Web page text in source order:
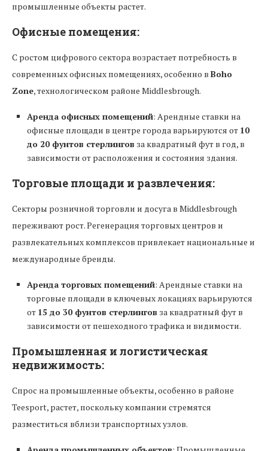
промышленные объекты растет.
Офисные помещения:
С ростом цифрового сектора возрастает потребность в
современных офисных помещениях, особенно в Boho
Zone, технологическом районе Middlesbrough.
Аренда офисных помещений: Арендные ставки на
офисные площади в центре города варьируются от 10
до 20 фунтов стерлингов за квадратный фут в год, в
зависимости от расположения и состояния здания.
Торговые площади и развлечения:
Секторы розничной торговли и досуга в Middlesbrough
переживают рост. Регенерация торговых центров и
развлекательных комплексов привлекает национальные и
международные бренды.
Аренда торговых помещений: Арендные ставки на
торговые площади в ключевых локациях варьируются
от 15 до 30 фунтов стерлингов за квадратный фут в
зависимости от пешеходного трафика и видимости.
Промышленная и логистическая
недвижимость:
Спрос на промышленные объекты, особенно в районе
Teesport, растет, поскольку компании стремятся
разместиться вблизи транспортных узлов.